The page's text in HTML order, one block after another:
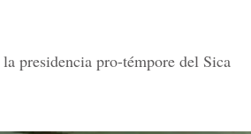
presidencia pro-témpore del Sica